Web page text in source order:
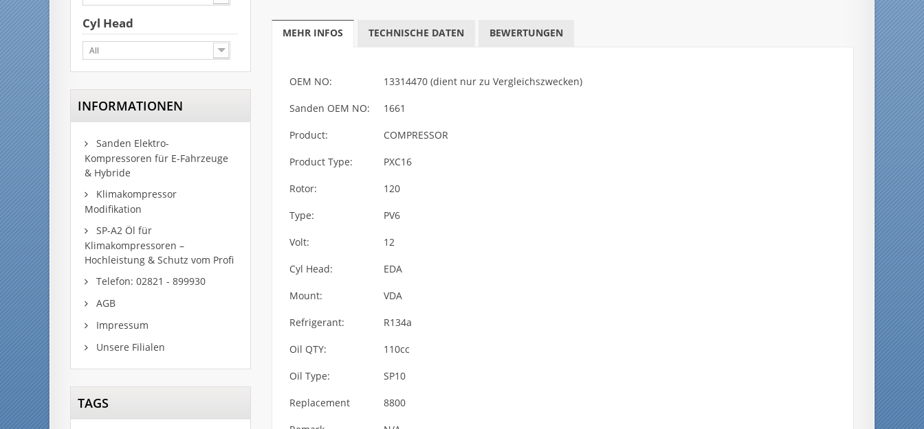
Cyl Head
All
INFORMATIONEN
Sanden Elektro-
Kompressoren für E-Fahrzeuge
& Hybride
Klimakompressor
Modifikation
SP-A2 Öl für
Klimakompressoren –
Hochleistung & Schutz vom Profi
Telefon: 02821 - 899930
AGB
Impressum
Unsere Filialen
TAGS
MEHR INFOS TECHNISCHE DATEN BEWERTUNGEN
OEM NO: 13314470 (dient nur zu Vergleichszwecken)
Sanden OEM NO: 1661
Product: COMPRESSOR
Product Type: PXC16
Rotor: 120
Type: PV6
Volt: 12
Cyl Head: EDA
Mount: VDA
Refrigerant: R134a
Oil QTY: 110cc
Oil Type: SP10
Replacement 8800